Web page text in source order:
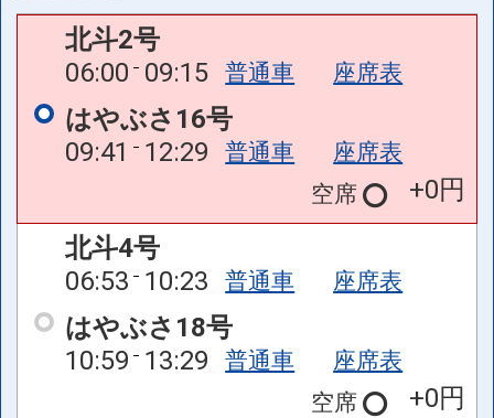
北斗2号
06:00 09:15 普通車 座席表
はやぶさ16号
09:41
12:29 普通車
座席表
空席
+0円
北斗4号
06:53 10:23 普通車 座席表
はやぶさ18号
10:59 13:29 普通車
座席表
空席
+0円